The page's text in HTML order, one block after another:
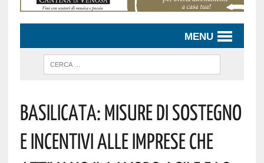
MENU
Basilicata: Misure Di Sostegno
E Incentivi Alle Imprese Che